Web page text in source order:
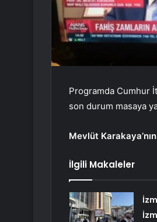
Programda Cumhur
son durum masaya
Mevlüt
İlgili Makaleler